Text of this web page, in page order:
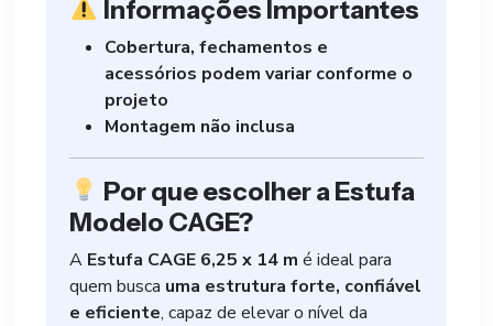
Informações Importantes
Cobertura, fechamentos e
acessórios podem variar conforme o
projeto
Montagem não inclusa
Por que escolher a Estufa
Modelo CAGE?
A Estufa CAGE 6,25 x 14 m é ideal para
quem busca uma estrutura forte, confiável
e eficiente, capaz de elevar o nível da